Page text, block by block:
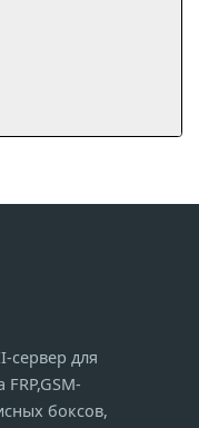
сервер для
боксов,